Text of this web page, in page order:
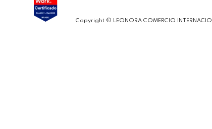
Copyright © LEONORA COMERCIO